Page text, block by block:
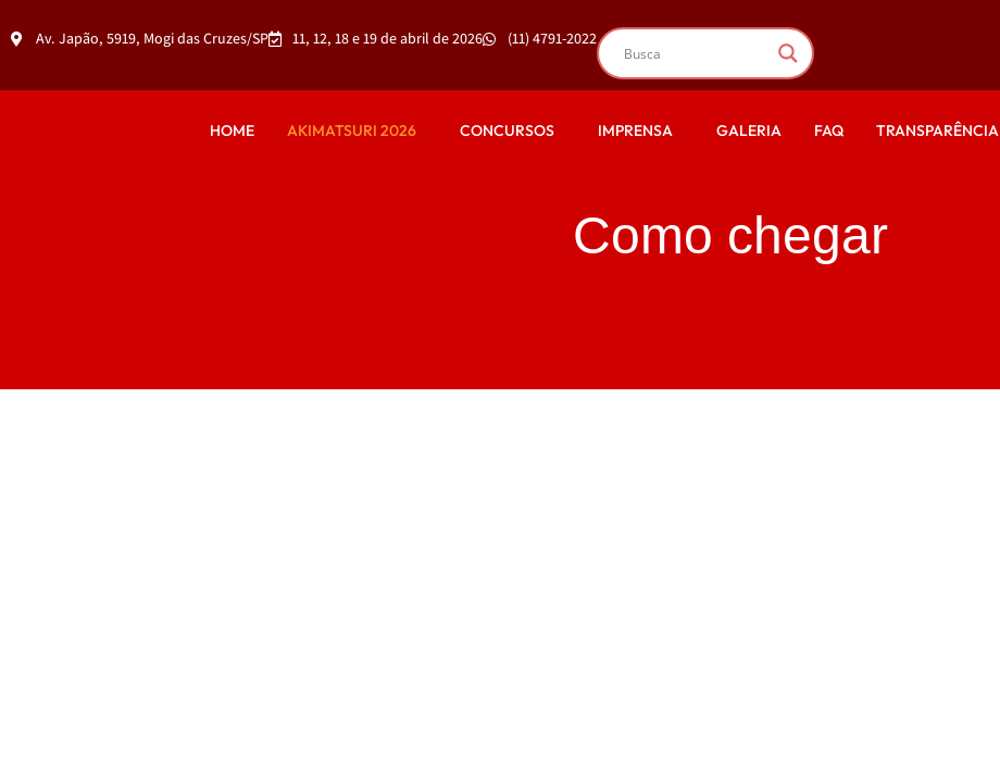
Av. Japão, 5919, Mogi das Cruzes/SP 11, 12, 18 e 19 de abril de 2026 (11) 4791-2022
HOME AKIMATSURI 2026 CONCURSOS IMPRENSA GALERIA FAQ TRANSPARÊNCIA
Como chegar